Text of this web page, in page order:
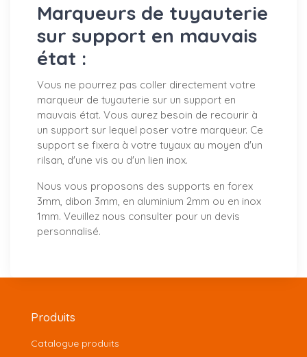
Marqueurs de tuyauterie
sur support en mauvais
état :
Vous ne pourrez pas coller directement votre
marqueur de tuyauterie sur un support en
mauvais état. Vous aurez besoin de recourir à
un support sur lequel poser votre marqueur. Ce
support se fixera à votre tuyaux au moyen d'un
rilsan, d'une vis ou d'un lien inox.
Nous vous proposons des supports en forex
3mm, dibon 3mm, en aluminium 2mm ou en inox
1mm. Veuillez nous consulter pour un devis
personnalisé.
Produits
Catalogue produits